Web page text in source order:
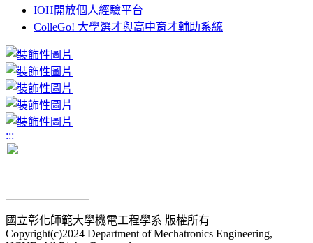
IOH開放個人經驗平台
ColleGo! 大學選才與高中育才輔助系統
:::
國立彰化師範大學機電工程學系 版權所有
Copyright(c)2024 Department of Mechatronics Engineering,